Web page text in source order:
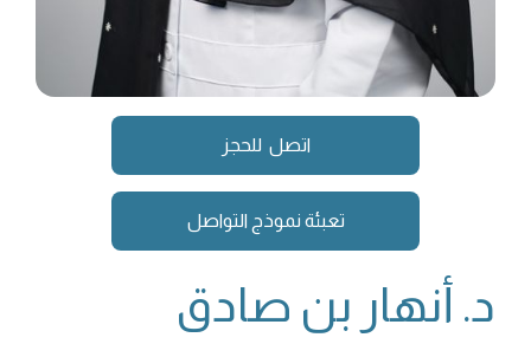
اتصل للحجز
تعبئة نموذج التواصل
د. أنهار بن صادق